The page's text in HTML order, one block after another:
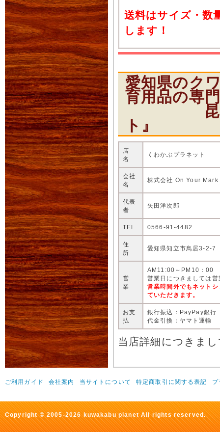
送料はサイズ・数
します！
愛知県のク
育用品の専
昆虫シ
ト』
店
名
くわかぶプラネット
会社
名
株式会社 On Your Mark
代表
者
矢田洋次郎
TEL 0566-91-4482
住
所
愛知県知立市鳥居3-2-7
営
業
AM11:00～PM10：00
営業日につきましては
営業時間外でもネット
ていただきます。
お支
払
銀行振込：PayPay銀行
代金引換：ヤマト運輸
当店詳細につきま
ご利用ガイド 会社案内 当サイトについて 特定商取引に関する表記 プ
Copyright © 2005-2026 kuwakabu planet All rights reserved.